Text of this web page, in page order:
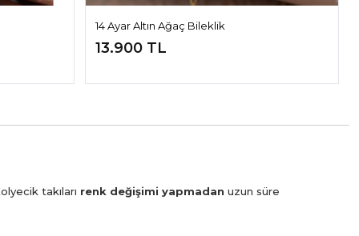
14 Ayar Altın Ağaç Bileklik
13.900 TL
takıları renk değişimi yapmadan uzun süre